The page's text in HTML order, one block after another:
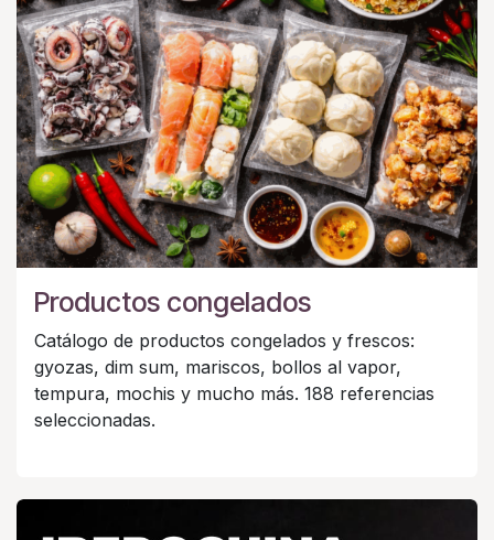
Productos congelados
Catálogo de productos congelados y frescos:
gyozas, dim sum, mariscos, bollos al vapor,
tempura, mochis y mucho más. 188 referencias
seleccionadas.